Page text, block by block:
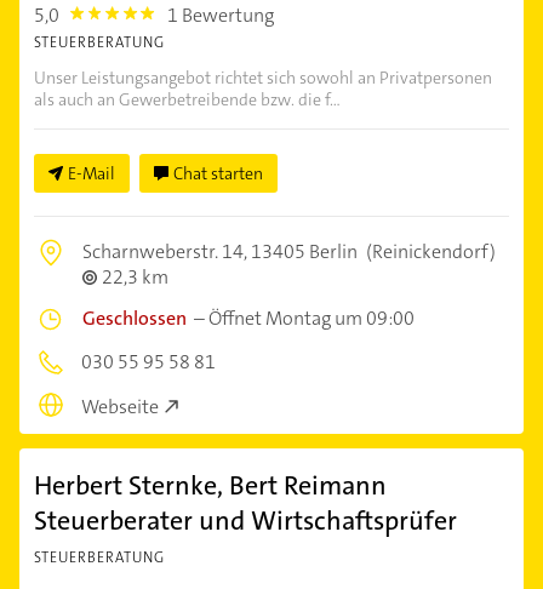
5,0 5.0 1 Bewertung
STEUERBERATUNG
Unser Leistungsangebot richtet sich sowohl an Privatpersonen
als auch an Gewerbetreibende bzw. die f...
E-Mail Chat starten
Scharnweberstr. 14,13405 Berlin (Reinickendorf)
22,3 km
Geschlossen –Öffnet Montag um 09:00
030 55 95 58 81
Webseite
Herbert Sternke, Bert Reimann
Steuerberater und Wirtschaftsprüfer
STEUERBERATUNG